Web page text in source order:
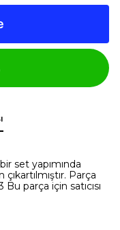
set yapımında
Parça
parça için satıcısı